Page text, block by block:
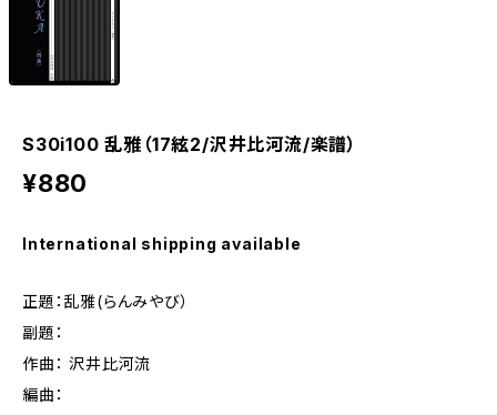
S30i100 乱雅（17絃2/沢井比河流/楽譜）
¥880
International shipping available
正題：乱雅(らんみやび）
副題：
作曲： 沢井比河流
編曲：